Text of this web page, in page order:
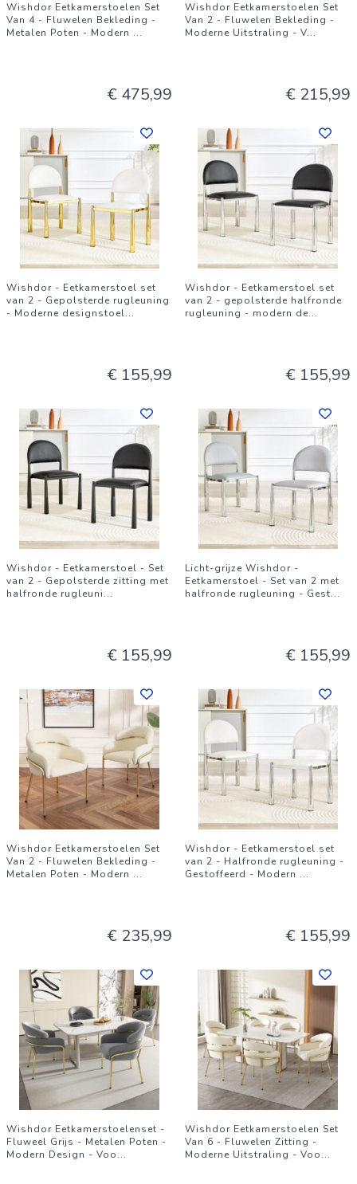
Wishdor Eetkamerstoelen Set
Van 4 - Fluwelen Bekleding -
Metalen Poten - Modern ...
€ 475,99
Wishdor Eetkamerstoelen Set
Van 2 - Fluwelen Bekleding -
Moderne Uitstraling - V...
€ 215,99
Wishdor - Eetkamerstoel set
van 2 - Gepolsterde rugleuning
- Moderne designstoel...
€ 155,99
Wishdor - Eetkamerstoel set
van 2 - gepolsterde halfronde
rugleuning - modern de...
€ 155,99
Wishdor - Eetkamerstoel - Set
van 2 - Gepolsterde zitting met
halfronde rugleuni...
€ 155,99
Licht-grijze Wishdor -
Eetkamerstoel - Set van 2 met
halfronde rugleuning - Gest...
€ 155,99
Wishdor Eetkamerstoelen Set
Van 2 - Fluwelen Bekleding -
Metalen Poten - Modern ...
€ 235,99
Wishdor - Eetkamerstoel set
van 2 - Halfronde rugleuning -
Gestoffeerd - Modern ...
€ 155,99
Wishdor Eetkamerstoelenset -
Fluweel Grijs - Metalen Poten -
Modern Design - Voo...
Wishdor Eetkamerstoelen Set
Van 6 - Fluwelen Zitting -
Moderne Uitstraling - Voo...